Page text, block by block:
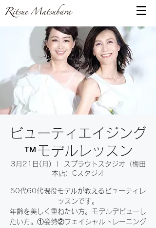
ビューティエイジング
™️モデルレッスン
3月21日(月)
スプラウトスタジオ（梅田
本店）Cスタジオ
50代60代現役モデルが教えるビューティレ
ッスンです。
年齢を美しく重ねたい方。モデルデビューし
たい方。①姿勢②フェイシャルトレーニング